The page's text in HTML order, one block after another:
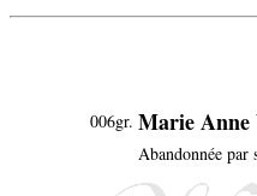
006gr. Marie
Abandonnée